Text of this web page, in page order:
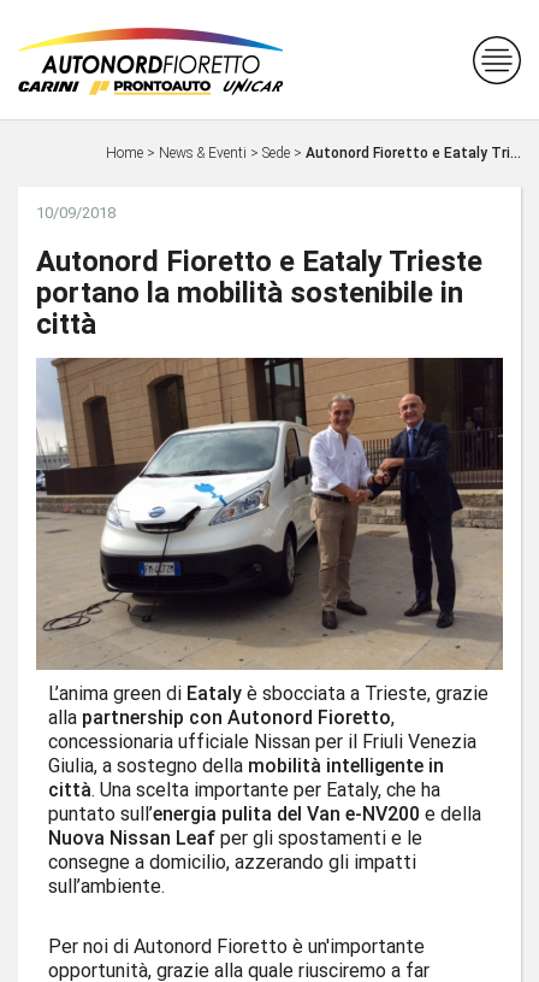
Home > News & Eventi > Sede > Autonord Fioretto e Eataly Tri...
10/09/2018
Autonord Fioretto e Eataly Trieste
portano la mobilità sostenibile in
città
L’anima green di Eataly è sbocciata a Trieste, grazie
alla partnership con Autonord Fioretto,
concessionaria ufficiale Nissan per il Friuli Venezia
Giulia, a sostegno della mobilità intelligente in
città. Una scelta importante per Eataly, che ha
puntato sull’energia pulita del Van e-NV200 e della
Nuova Nissan Leaf per gli spostamenti e le
consegne a domicilio, azzerando gli impatti
sull’ambiente.
Per noi di Autonord Fioretto è un'importante
opportunità, grazie alla quale riusciremo a far